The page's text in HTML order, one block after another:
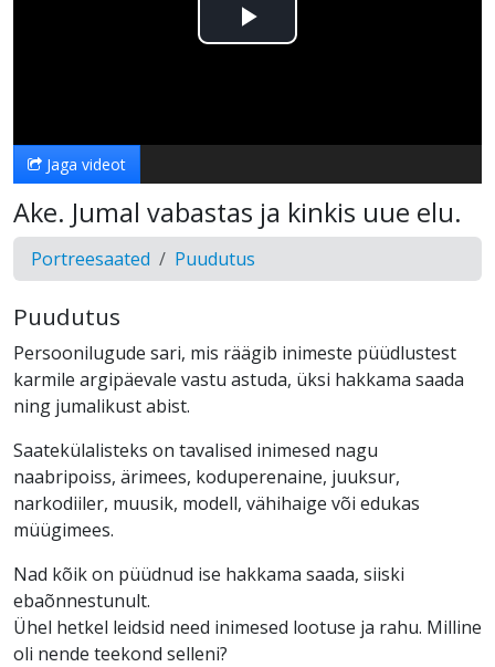
Esita
Jaga videot
Ake. Jumal vabastas ja kinkis uue elu.
Portreesaated Puudutus
Puudutus
Persoonilugude sari, mis räägib inimeste püüdlustest
karmile argipäevale vastu astuda, üksi hakkama saada
ning jumalikust abist.
Saatekülalisteks on tavalised inimesed nagu
naabripoiss, ärimees, koduperenaine, juuksur,
narkodiiler, muusik, modell, vähihaige või edukas
müügimees.
Nad kõik on püüdnud ise hakkama saada, siiski
ebaõnnestunult.
Ühel hetkel leidsid need inimesed lootuse ja rahu. Milline
oli nende teekond selleni?